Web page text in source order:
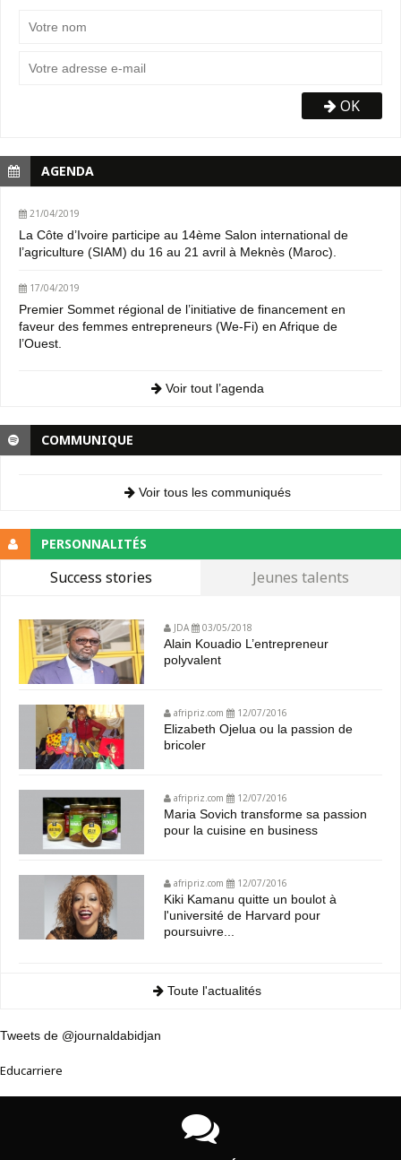
OK
AGENDA
21/04/2019
La Côte d’Ivoire participe au 14ème Salon international de
l’agriculture (SIAM) du 16 au 21 avril à Meknès (Maroc).
17/04/2019
Premier Sommet régional de l’initiative de financement en
faveur des femmes entrepreneurs (We-Fi) en Afrique de
l’Ouest.
Voir tout l’agenda
COMMUNIQUE
Voir tous les communiqués
PERSONNALITÉS
Success stories Jeunes talents
JDA 03/05/2018
Alain Kouadio L’entrepreneur
polyvalent
afripriz.com 12/07/2016
Elizabeth Ojelua ou la passion de
bricoler
afripriz.com 12/07/2016
Maria Sovich transforme sa passion
pour la cuisine en business
afripriz.com 12/07/2016
Kiki Kamanu quitte un boulot à
l'université de Harvard pour
poursuivre...
Toute l'actualités
Tweets de @journaldabidjan
Educarriere